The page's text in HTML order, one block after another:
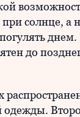
при солнце, а
до
одежды.